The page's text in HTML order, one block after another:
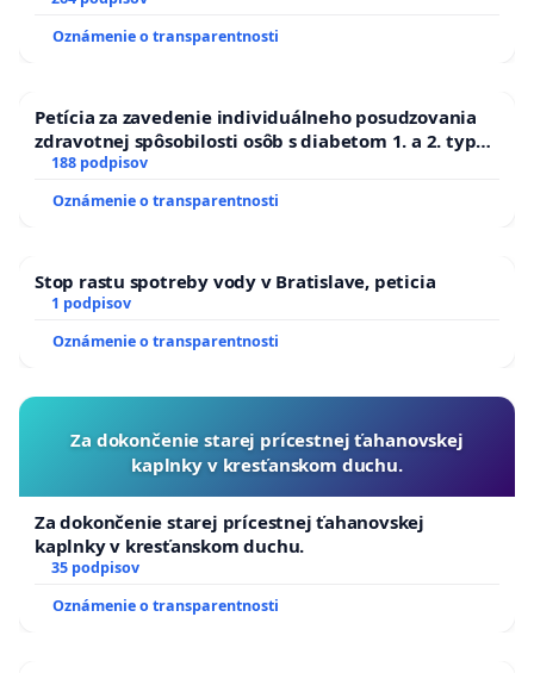
Oznámenie o transparentnosti
Petícia za zavedenie individuálneho posudzovania
zdravotnej spôsobilosti osôb s diabetom 1. a 2. typu
pri prijímaní do Policajného zboru SR
188 podpisov
Oznámenie o transparentnosti
Stop rastu spotreby vody v Bratislave, peticia
1 podpisov
Oznámenie o transparentnosti
Za dokončenie starej prícestnej ťahanovskej
kaplnky v kresťanskom duchu.
Za dokončenie starej prícestnej ťahanovskej
kaplnky v kresťanskom duchu.
35 podpisov
Oznámenie o transparentnosti